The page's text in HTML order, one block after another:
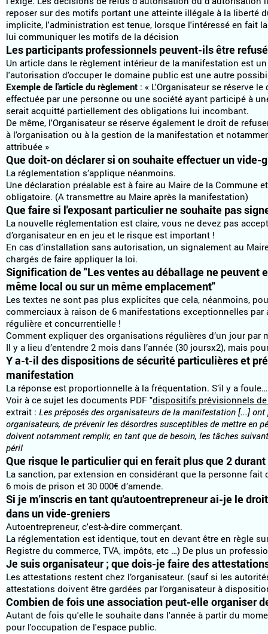
reposer sur des motifs portant une atteinte illégale à la liberté
implicite, l'administration est tenue, lorsque l'intéressé en fait
lui communiquer les motifs de la décision
Les participants professionnels peuvent-ils être
Un article dans le règlement intérieur de la manifestation est
l'autorisation d'occuper le domaine public est une autre
Exemple de l'article du règlement : « L'Organisateur se réserve
effectuée par une personne ou une société ayant participé à
serait acquitté partiellement des obligations lui incombant.
De même, l'Organisateur se réserve également le droit de
à l'organisation ou à la gestion de la manifestation et
attribuée »
Que doit-on déclarer si on souhaite effectuer un vide-
La réglementation s’applique néanmoins.
Une déclaration préalable est à faire au Maire de la Commune
obligatoire. (A transmettre au Maire après la manifestation)
Que faire si l'exposant particulier ne souhaite pas
La nouvelle réglementation est claire, vous ne devez pas
d’organisateur en en jeu et le risque est important !
En cas d’installation sans autorisation, un signalement au
chargés de faire appliquer la loi.
Signification de "Les ventes au déballage ne peuvent
même local ou sur un même emplacement"
Les textes ne sont pas plus explicites que cela, néanmoins,
commerciaux à raison de 6 manifestations exceptionnelles
régulière et concurrentielle !
Comment expliquer des organisations régulières d’un jour par
Il y a lieu d’entendre 2 mois dans l’année (30 joursx2), mais
Y a-t-il des dispositions de sécurité particulières et
manifestation
La réponse est proportionnelle à la fréquentation. S’il y a
Voir à ce sujet les documents PDF "dispositifs prévisionnels
extrait : Les préposés des organisateurs de la manifestation [...]
organisateurs, de prévenir les désordres susceptibles de mettre en
doivent notamment remplir, en tant que de besoin, les tâches
péril
Que risque le particulier qui en ferait plus que 2
La sanction, par extension en considérant que la personne fait
6 mois de prison et 30 000€ d’amende.
Si je m'inscris en tant qu'autoentrepreneur ai-je le
dans un vide-greniers
Autoentrepreneur, c'est-à-dire commerçant.
La réglementation est identique, tout en devant être en règle
Registre du commerce, TVA, impôts, etc …) De plus un
Je suis organisateur ; que dois-je faire des
Les attestations restent chez l’organisateur. (sauf si les
attestations doivent être gardées par l’organisateur à
Combien de fois une association peut-elle organiser
Autant de fois qu'elle le souhaite dans l'année à partir du
pour l'occupation de l'espace public.